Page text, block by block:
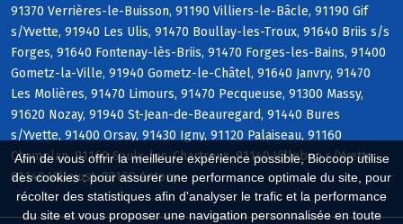
Afin de vous offrir la meilleure expérience possible, Biocoop utilise
des cookies : pour assurer une performance optimale du site, pour
récolter des statistiques afin d'analyser le trafic et la performance
du site et vous proposer une navigation personnalisée en toute
91370 Verrières-le-Buisson, 91190 Villiers-le-Bâcle, 91190 Gif
s/Yvette, 91940 Les Ulis, 91470 Boullay-les-Troux, 91640 Briis s/s
Forges, 91640 Fontenay-lès-Briis, 91470 Forges-les-Bains, 91400
Gometz-la-Ville, 91940 Gometz-le-Châtel, 91640 Janvry, 91470
Les Molières, 91470 Limours, 91470 Pecqueuse, 91300 Massy,
91620 Nozay, 91940 St-Jean-de-Beauregard, 91440 Bures
s/Yvette, 91400 Orsay, 91430 Igny, 91120 Palaiseau, 91160
Champlan, 91160 Saulx-les-Chartreux, 91140 Villebon s/Yvette,
91140 Villejust, 92160 Antony